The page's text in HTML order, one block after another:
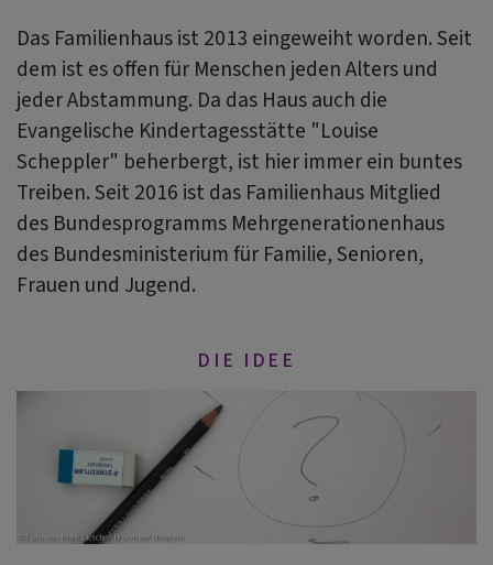
Das Familienhaus ist 2013 eingeweiht worden. Seit
dem ist es offen für Menschen jeden Alters und
jeder Abstammung. Da das Haus auch die
Evangelische Kindertagesstätte "Louise
Scheppler" beherbergt, ist hier immer ein buntes
Treiben. Seit 2016 ist das Familienhaus Mitglied
des Bundesprogramms Mehrgenerationenhaus
des Bundesministerium für Familie, Senioren,
Frauen und Jugend.
DIE IDEE